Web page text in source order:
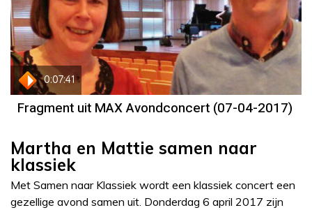
0:07:41
Fragment uit MAX Avondconcert (07-04-2017)
Martha en Mattie samen naar
klassiek
Met Samen naar Klassiek wordt een klassiek concert een
gezellige avond samen uit. Donderdag 6 april 2017 zijn